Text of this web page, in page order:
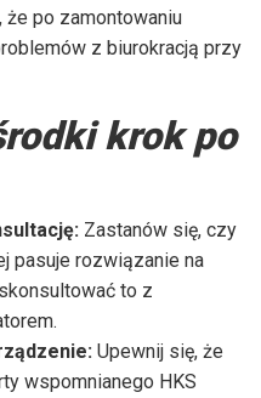
po zamontowaniu
z biurokracją przy
krok po
Zastanów się, czy
pasuje rozwiązanie na
to z
Upewnij się, że
wspomnianego HKS